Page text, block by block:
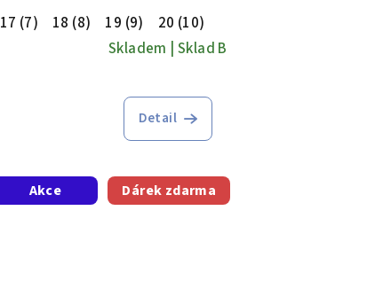
17 (7)
18 (8) 19 (9)
20 (10)
Skladem | Sklad B
Detail
Akce Dárek zdarma